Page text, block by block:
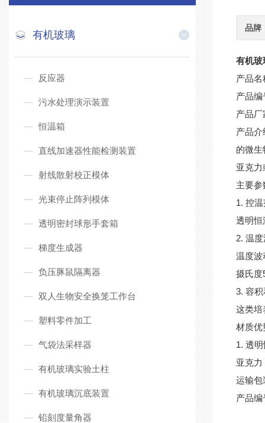
有机玻璃
反应器
污水处理演示装置
恒温箱
直线加速器性能检测装置
射线散射校正模体
光束停止阵列模体
透明密封球形手套箱
梯度生成器
负压豚鼠隔离器
双人生物安全换笼工作台
塑料零件加工
气袋法采样器
有机玻璃实验土柱
有机玻璃沉底装置
铅刻度量角器
品牌
有机玻
产品
产品编
产品
产品
的微
亚克
主要参
1.控
透明恒
2.温
温度波
摄氏度
3.容
这类培
材质优
1.透明
亚克力
运输包
产品编